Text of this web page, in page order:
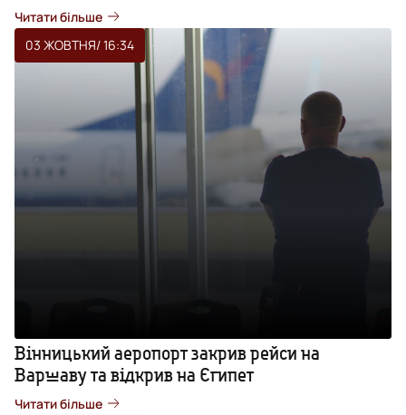
Читати більше
03 ЖОВТНЯ/ 16:34
Вінницький аеропорт закрив рейси на
Варшаву та відкрив на Єгипет
Читати більше